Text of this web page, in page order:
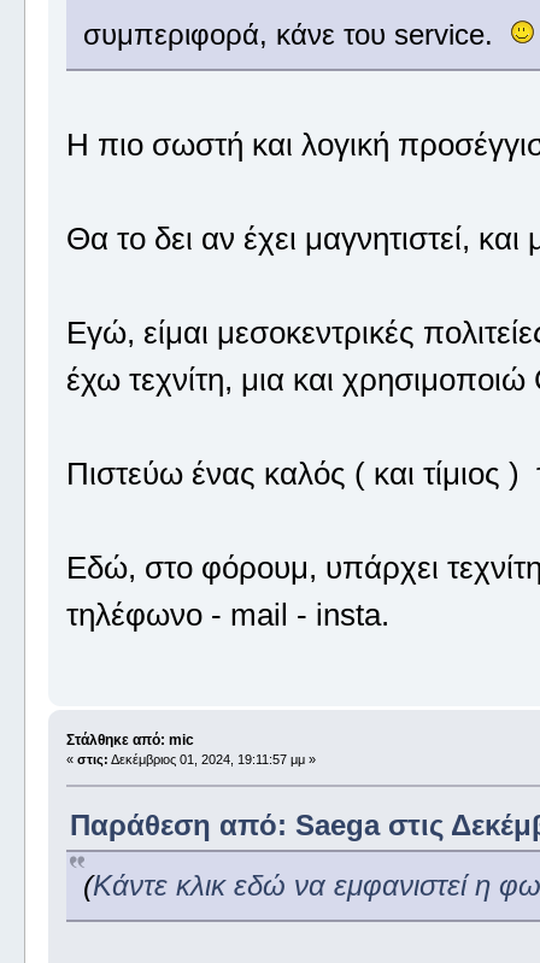
συμπεριφορά, κάνε του service.
Η πιο σωστή και λογική
Θα το δει αν έχει μαγνητιστεί,
Εγώ, είμαι μεσοκεντρικές
έχω τεχνίτη, μια και
Πιστεύω ένας καλός ( και τίμιος
Εδώ, στο φόρουμ, υπάρχει
τηλέφωνο - mail - insta.
Στάλθηκε από: mic
« στις: Δεκέμβριος 01, 2024, 19:11:57 μμ »
Παράθεση από: Saega στις
(Κάντε κλικ εδώ να εμφανιστεί η